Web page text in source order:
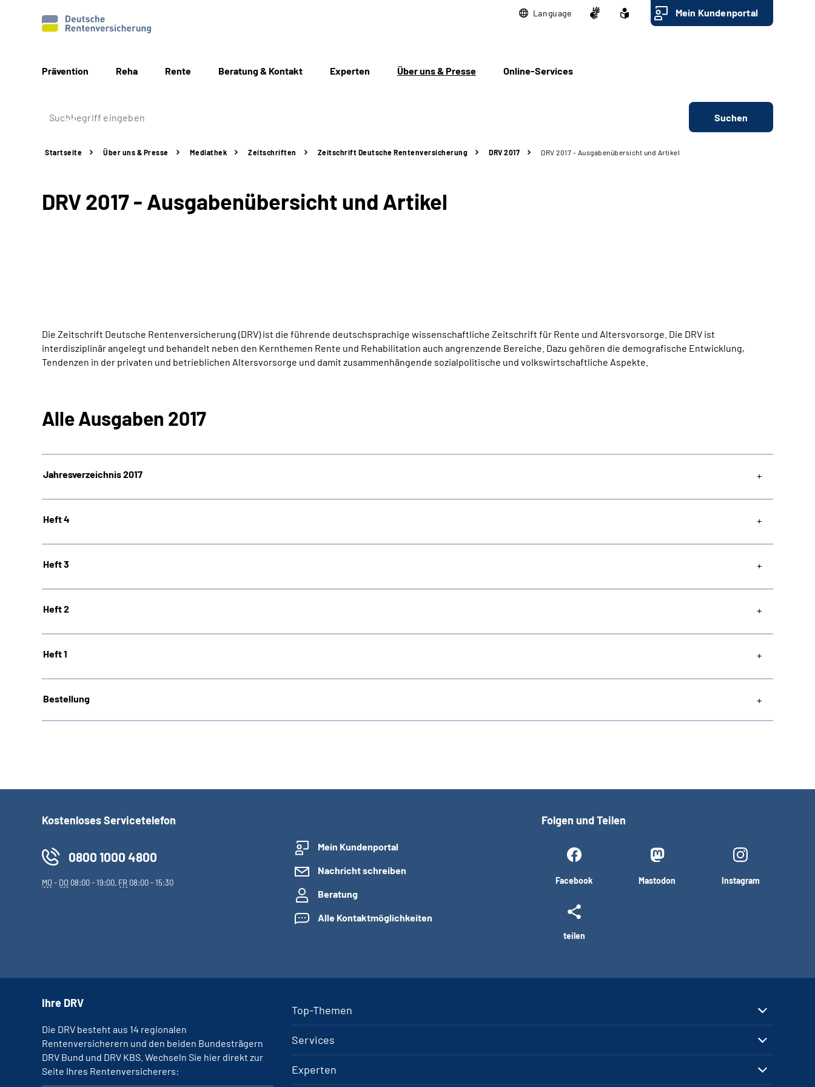
Language Mein Kundenportal
Prävention Reha Rente Beratung & Kontakt Experten Über uns & Presse Online-Services
Suchen
Startseite Über uns & Presse Mediathek Zeitschriften Zeitschrift Deutsche Rentenversicherung DRV 2017 DRV 2017 - Ausgabenübersicht und Artikel
DRV 2017 - Ausgabenübersicht und Artikel
Die Zeitschrift Deutsche Rentenversicherung (DRV) ist die führende deutschsprachige wissenschaftliche Zeitschrift für Rente und Altersvorsorge. Die DRV ist
interdisziplinär angelegt und behandelt neben den Kernthemen Rente und Rehabilitation auch angrenzende Bereiche. Dazu gehören die demografische Entwicklung,
Tendenzen in der privaten und betrieblichen Altersvorsorge und damit zusammenhängende sozialpolitische und volkswirtschaftliche Aspekte.
Alle Ausgaben 2017
Jahresverzeichnis 2017
Heft 4
Heft 3
Heft 2
Heft 1
Bestellung
Kostenloses Servicetelefon
0800 1000 4800
MO- DO 08:00 - 19:00, FR 08:00 - 15:30
Mein Kundenportal
Nachricht schreiben
Beratung
Alle Kontaktmöglichkeiten
Folgen und Teilen
Facebook Mastodon Instagram
teilen
Top-Themen
Services
Experten
Ihre DRV
Die DRV besteht aus 14 regionalen
Rentenversicherern und den beiden Bundesträgern
DRV Bund und DRV KBS. Wechseln Sie hier direkt zur
Seite Ihres Rentenversicherers: